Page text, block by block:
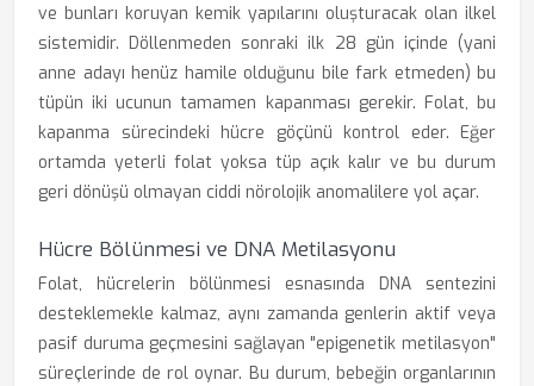
ve bunları koruyan kemik yapılarını oluşturacak olan ilkel
sistemidir. Döllenmeden sonraki ilk 28 gün içinde (yani
anne adayı henüz hamile olduğunu bile fark etmeden) bu
tüpün iki ucunun tamamen kapanması gerekir. Folat, bu
kapanma sürecindeki hücre göçünü kontrol eder. Eğer
ortamda yeterli folat yoksa tüp açık kalır ve bu durum
geri dönüşü olmayan ciddi nörolojik anomalilere yol açar.
Hücre Bölünmesi ve DNA Metilasyonu
Folat, hücrelerin bölünmesi esnasında DNA sentezini
desteklemekle kalmaz, aynı zamanda genlerin aktif veya
pasif duruma geçmesini sağlayan "epigenetik metilasyon"
süreçlerinde de rol oynar. Bu durum, bebeğin organlarının